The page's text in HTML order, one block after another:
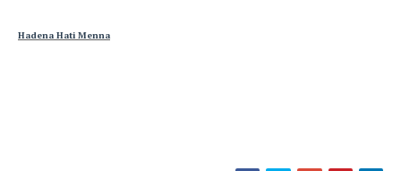
Hadena Hati Menna